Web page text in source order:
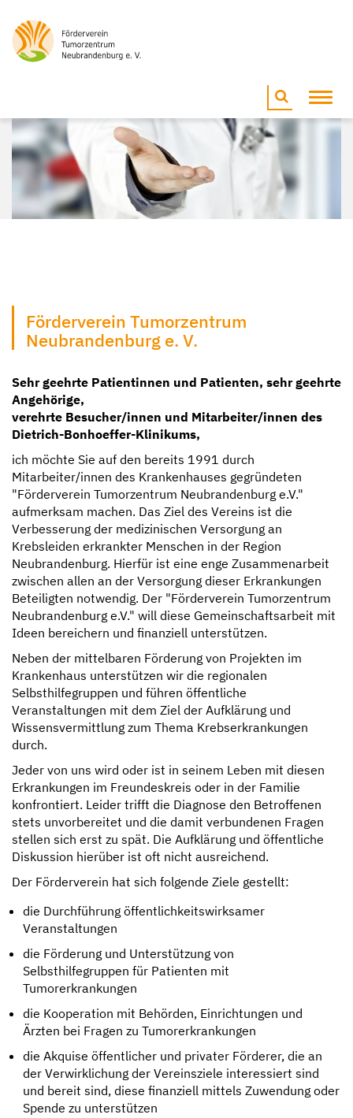
Förderverein Tumorzentrum
Neubrandenburg e. V.
Sehr geehrte Patientinnen und Patienten, sehr geehrte
Angehörige,
verehrte Besucher/innen und Mitarbeiter/innen des
Dietrich-Bonhoeffer-Klinikums,
ich möchte Sie auf den bereits 1991 durch
Mitarbeiter/innen des Krankenhauses gegründeten
"Förderverein Tumorzentrum Neubrandenburg e.V."
aufmerksam machen. Das Ziel des Vereins ist die
Verbesserung der medizinischen Versorgung an
Krebsleiden erkrankter Menschen in der Region
Neubrandenburg. Hierfür ist eine enge Zusammenarbeit
zwischen allen an der Versorgung dieser Erkrankungen
Beteiligten notwendig. Der "Förderverein Tumorzentrum
Neubrandenburg e.V." will diese Gemeinschaftsarbeit mit
Ideen bereichern und finanziell unterstützen.
Neben der mittelbaren Förderung von Projekten im
Krankenhaus unterstützen wir die regionalen
Selbsthilfegruppen und führen öffentliche
Veranstaltungen mit dem Ziel der Aufklärung und
Wissensvermittlung zum Thema Krebserkrankungen
durch.
Jeder von uns wird oder ist in seinem Leben mit diesen
Erkrankungen im Freundeskreis oder in der Familie
konfrontiert. Leider trifft die Diagnose den Betroffenen
stets unvorbereitet und die damit verbundenen Fragen
stellen sich erst zu spät. Die Aufklärung und öffentliche
Diskussion hierüber ist oft nicht ausreichend.
Der Förderverein hat sich folgende Ziele gestellt:
die Durchführung öffentlichkeitswirksamer
Veranstaltungen
die Förderung und Unterstützung von
Selbsthilfegruppen für Patienten mit
Tumorerkrankungen
die Kooperation mit Behörden, Einrichtungen und
Ärzten bei Fragen zu Tumorerkrankungen
die Akquise öffentlicher und privater Förderer, die an
der Verwirklichung der Vereinsziele interessiert sind
und bereit sind, diese finanziell mittels Zuwendung oder
Spende zu unterstützen